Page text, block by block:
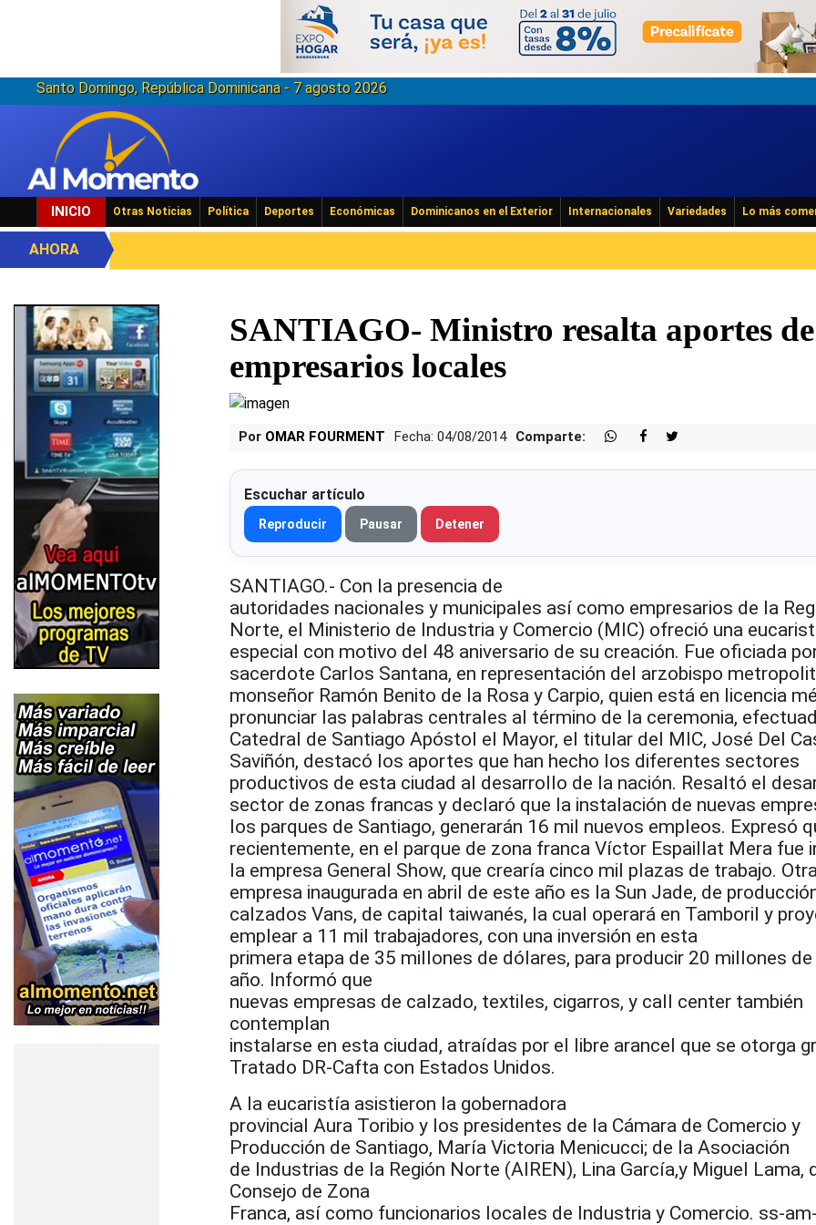
Santo Domingo, República Dominicana - 7 agosto 2026
INICIO Otras Noticias Política Deportes Económicas Dominicanos en el Exterior Internacionales Variedades Lo más
AHORA
SANTIAGO- Ministro resalta aportes de
empresarios locales
Por OMAR FOURMENT Fecha: 04/08/2014 Comparte:
Escuchar artículo
Reproducir Pausar Detener
SANTIAGO.- Con la presencia de
autoridades nacionales y municipales así como empresarios de la
Norte, el Ministerio de Industria y Comercio (MIC) ofreció una
especial con motivo del 48 aniversario de su creación. Fue oficiada
sacerdote Carlos Santana, en representación del arzobispo
monseñor Ramón Benito de la Rosa y Carpio, quien está en licencia
pronunciar las palabras centrales al término de la ceremonia,
Catedral de Santiago Apóstol el Mayor, el titular del MIC, José Del
Saviñón, destacó los aportes que han hecho los diferentes sectores
productivos de esta ciudad al desarrollo de la nación. Resaltó el
sector de zonas francas y declaró que la instalación de nuevas
los parques de Santiago, generarán 16 mil nuevos empleos. Expresó
recientemente, en el parque de zona franca Víctor Espaillat Mera fue
la empresa General Show, que crearía cinco mil plazas de trabajo.
empresa inaugurada en abril de este año es la Sun Jade, de
calzados Vans, de capital taiwanés, la cual operará en Tamboril y
emplear a 11 mil trabajadores, con una inversión en esta
primera etapa de 35 millones de dólares, para producir 20 millones
año. Informó que
nuevas empresas de calzado, textiles, cigarros, y call center también
contemplan
instalarse en esta ciudad, atraídas por el libre arancel que se otorga
Tratado DR-Cafta con Estados Unidos.
A la eucaristía asistieron la gobernadora
provincial Aura Toribio y los presidentes de la Cámara de Comercio y
Producción de Santiago, María Victoria Menicucci; de la Asociación
de Industrias de la Región Norte (AIREN), Lina García,y Miguel Lama,
Consejo de Zona
Franca, así como funcionarios locales de Industria y Comercio. ss-